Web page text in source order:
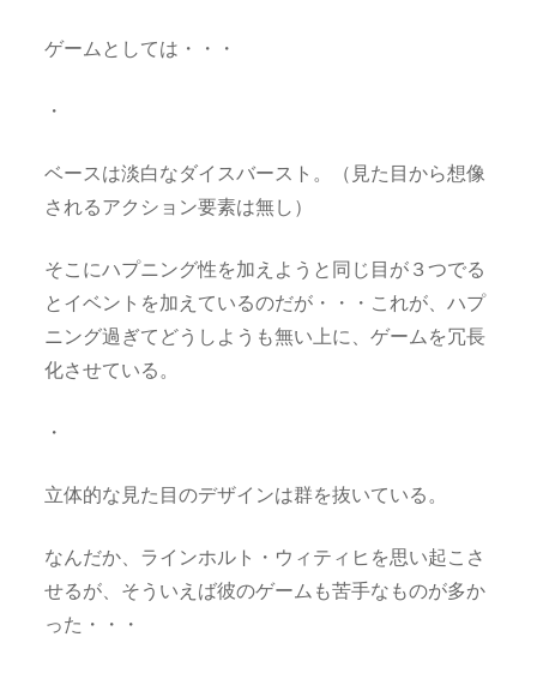
ゲームとしては・・・
・
ベースは淡白なダイスバースト。（見た目から想像
されるアクション要素は無し）
そこにハプニング性を加えようと同じ目が３つでる
とイベントを加えているのだが・・・これが、ハプ
ニング過ぎてどうしようも無い上に、ゲームを冗長
化させている。
・
立体的な見た目のデザインは群を抜いている。
なんだか、ラインホルト・ウィティヒを思い起こさ
せるが、そういえば彼のゲームも苦手なものが多か
った・・・